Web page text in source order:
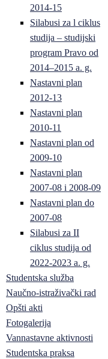
2014-15
Silabusi za l ciklus
studija – studijski
program Pravo od
2014–2015 a. g.
Nastavni plan
2012-13
Nastavni plan
2010-11
Nastavni plan od
2009-10
Nastavni plan
2007-08 i 2008-09
Nastavni plan do
2007-08
Silabusi za II
ciklus studija od
2022-2023 a. g.
Studentska služba
Naučno-istraživački rad
Opšti akti
Fotogalerija
Vannastavne aktivnosti
Studentska praksa